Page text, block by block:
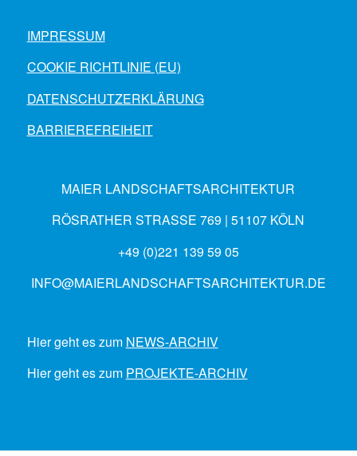
IMPRESSUM
COOKIE RICHTLINIE (EU)
DATENSCHUTZERKLÄRUNG
BARRIEREFREIHEIT
MAIER LANDSCHAFTSARCHITEKTUR
RÖSRATHER STRASSE 769 | 51107 KÖLN
+49 (0)221 139 59 05
INFO@MAIERLANDSCHAFTSARCHITEKTUR.DE
Hier geht es zum NEWS-ARCHIV
Hier geht es zum PROJEKTE-ARCHIV